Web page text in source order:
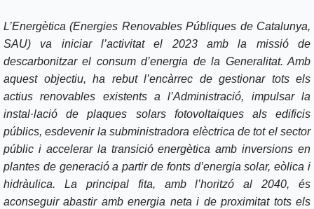
L’Energètica (Energies Renovables Públiques de Catalunya,
SAU) va iniciar l’activitat el 2023 amb la missió de
descarbonitzar el consum d’energia de la Generalitat. Amb
aquest objectiu, ha rebut l’encàrrec de gestionar tots els
actius renovables existents a l’Administració, impulsar la
instal·lació de plaques solars fotovoltaiques als edificis
públics, esdevenir la subministradora elèctrica de tot el sector
públic i accelerar la transició energètica amb inversions en
plantes de generació a partir de fonts d’energia solar, eòlica i
hidràulica. La principal fita, amb l’horitzó al 2040, és
aconseguir abastir amb energia neta i de proximitat tots els